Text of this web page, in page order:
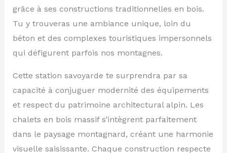
grâce à ses constructions traditionnelles en bois.
Tu y trouveras une ambiance unique, loin du
béton et des complexes touristiques impersonnels
qui défigurent parfois nos montagnes.
Cette station savoyarde te surprendra par sa
capacité à conjuguer modernité des équipements
et respect du patrimoine architectural alpin. Les
chalets en bois massif s’intègrent parfaitement
dans le paysage montagnard, créant une harmonie
visuelle saisissante. Chaque construction respecte